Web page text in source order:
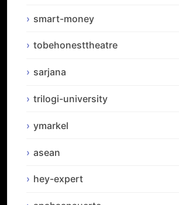
smart-money
tobehonesttheatre
sarjana
trilogi-university
ymarkel
asean
hey-expert